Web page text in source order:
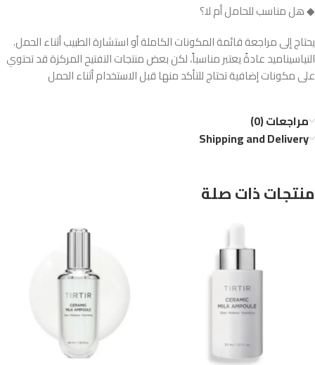
◆ هل مناسب للحامل أم لا؟
يحتاج إلى مراجعة قائمة المكونات الكاملة أو استشارة الطبيب أثناء الحمل.
النياسيناميد عادةً يعتبر مناسباً، لكن بعض منتجات التفتيح المركزة قد تحتوي
على مكونات إضافية تحتاج للتأكد منها قبل الاستخدام أثناء الحمل
مراجعات (0)
Shipping and Delivery
منتجات ذات صلة